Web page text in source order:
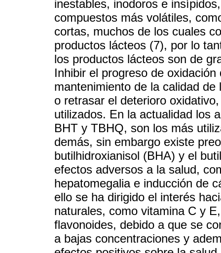
inestables, inodoros e
compuestos más volátiles,
cortas, muchos de los cuales
productos lácteos (7), por lo
los productos lácteos son de
Inhibir el progreso de
mantenimiento de la calidad
o retrasar el deterioro
utilizados. En la actualidad los
BHT y TBHQ, son los más
demás, sin embargo existe
butilhidroxianisol (BHA) y el
efectos adversos a la salud,
hepatomegalia e inducción de
ello se ha dirigido el interés
naturales, como vitamina C y
flavonoides, debido a que se
a bajas concentraciones y